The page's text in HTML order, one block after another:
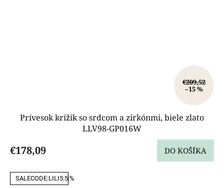
€209,52
–15 %
Prívesok krížik so srdcom a zirkónmi, biele zlato
LLV98-GP016W
€178,09 DO KOŠÍKA
SALECODE:LILI5:5:%